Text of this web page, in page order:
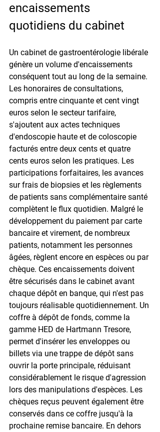
encaissements
quotidiens du cabinet
Un cabinet de gastroentérologie libérale
génère un volume d'encaissements
conséquent tout au long de la semaine.
Les honoraires de consultations,
compris entre cinquante et cent vingt
euros selon le secteur tarifaire,
s'ajoutent aux actes techniques
d'endoscopie haute et de coloscopie
facturés entre deux cents et quatre
cents euros selon les pratiques. Les
participations forfaitaires, les avances
sur frais de biopsies et les règlements
de patients sans complémentaire santé
complètent le flux quotidien. Malgré le
développement du paiement par carte
bancaire et virement, de nombreux
patients, notamment les personnes
âgées, règlent encore en espèces ou par
chèque. Ces encaissements doivent
être sécurisés dans le cabinet avant
chaque dépôt en banque, qui n'est pas
toujours réalisable quotidiennement. Un
coffre à dépôt de fonds, comme la
gamme HED de Hartmann Tresore,
permet d'insérer les enveloppes ou
billets via une trappe de dépôt sans
ouvrir la porte principale, réduisant
considérablement le risque d'agression
lors des manipulations d'espèces. Les
chèques reçus peuvent également être
conservés dans ce coffre jusqu'à la
prochaine remise bancaire. En dehors